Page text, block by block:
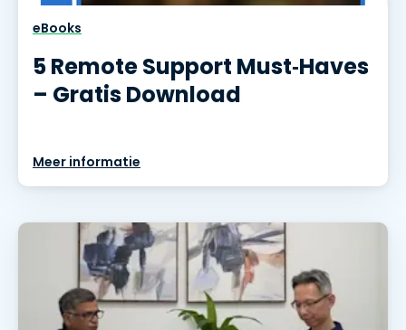
eBooks
5 Remote Support Must‑Haves
– Gratis Download
Meer informatie